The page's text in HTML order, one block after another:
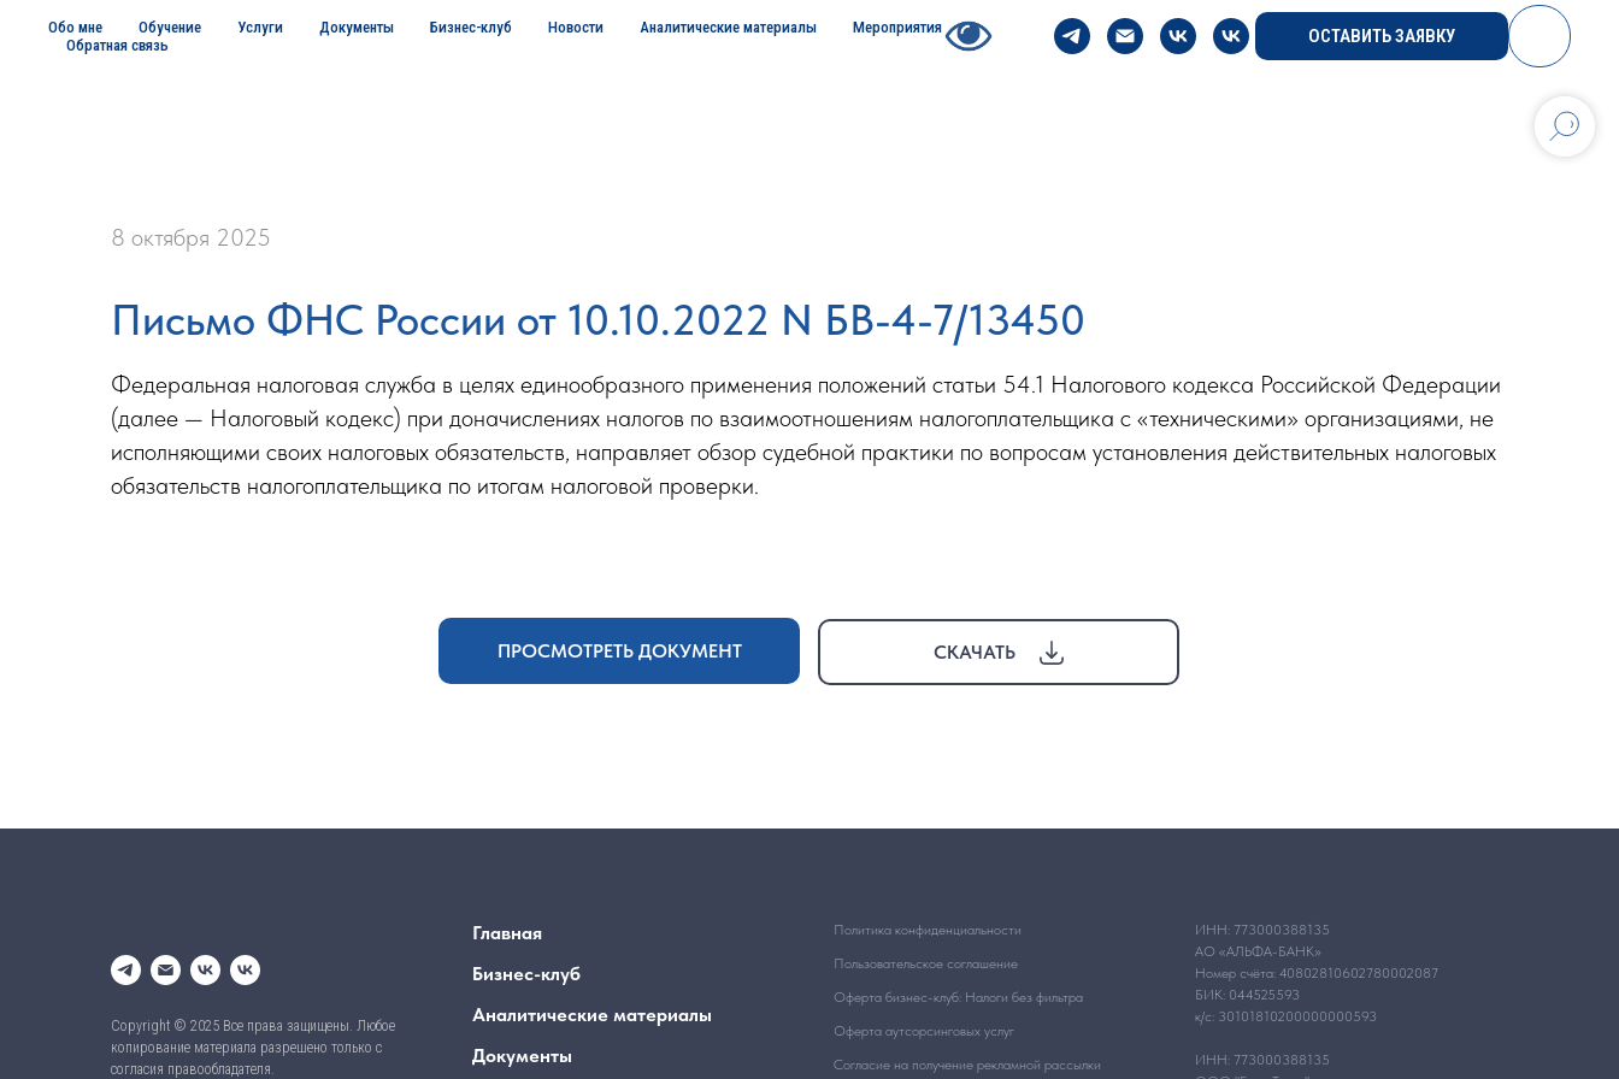
Обо мне Обучение Услуги Документы Бизнес-клуб Новости Аналитические материалы
Мероприятия
Обратная связь
ОСТАВИТЬ ЗАЯВКУ
8 октября 2025
Письмо ФНС России от 10.10.2022 N БВ-4-7/13450
Федеральная налоговая служба в целях единообразного применения положений статьи 54.1 Налогового кодекса Российской Федерации
(далее — Налоговый кодекс) при доначислениях налогов по взаимоотношениям налогоплательщика с «техническими» организациями, не
исполняющими своих налоговых обязательств, направляет обзор судебной практики по вопросам установления действительных налоговых
обязательств налогоплательщика по итогам налоговой проверки.
ПРОСМОТРЕТЬ ДОКУМЕНТ СКАЧАТЬ
Copyright © 2025 Все права защищены. Любое
копирование материала разрешено только с
согласия правообладателя.
Главная
Бизнес-клуб
Аналитические материалы
Документы
Политика конфиденциальности
Пользовательское соглашение
Оферта бизнес-клуб: Налоги без фильтра
Оферта аутсорсинговых услуг
Согласие на получение рекламной рассылки
ИНН: 773000388135
АО «АЛЬФА-БАНК»
Номер счёта: 40802810602780002087
БИК: 044525593
к/с: 30101810200000000593
ИНН: 773000388135